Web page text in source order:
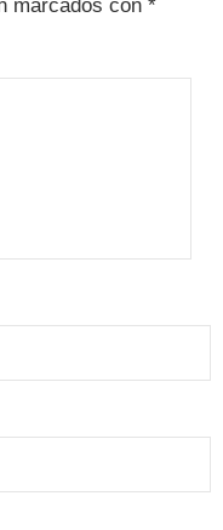
marcados con *